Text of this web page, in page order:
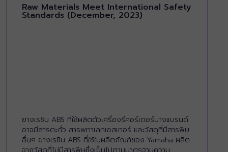
Raw Materials Meet International Safety
Standards (December, 2023)
ยางเรซิน ABS ที่ใช้ผลิตตัวเครื่องรีคอร์เดอร์บางแบรนด์
อาจมีสารตะกั่ว สารพทาเลทเอสเทอร์ และวัสดุที่มีสารพิษ
อื่นๆ ยางเรซิน ABS ที่ใช้ในผลิตภัณฑ์ของ Yamaha ผลิต